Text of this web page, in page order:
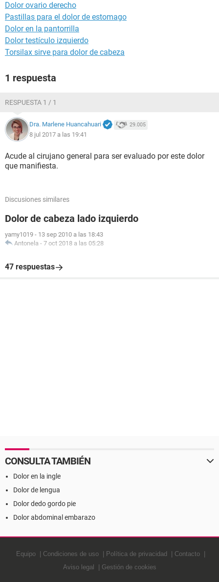
Dolor ovario derecho
Pastillas para el dolor de estomago
Dolor en la pantorrilla
Dolor testículo izquierdo
Torsilax sirve para dolor de cabeza
1 respuesta
RESPUESTA 1 / 1
Dra. Marlene Huancahuari 29.005
8 jul 2017 a las 19:41
Acude al cirujano general para ser evaluado por este dolor
que manifiesta.
Discusiones similares
Dolor de cabeza lado izquierdo
yamy1019 - 13 sep 2010 a las 18:43
Antonela - 7 oct 2018 a las 05:28
47 respuestas
CONSULTA TAMBIÉN
Dolor en la ingle
Dolor de lengua
Dolor dedo gordo pie
Dolor abdominal embarazo
Equipo Condiciones de uso Política de privacidad
Contacto
Aviso legal
Gestión de cookies